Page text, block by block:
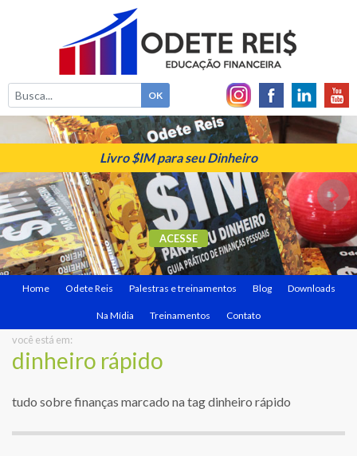
Livro $IM para seu Dinheiro
ACESSE
Home Odete Reis Palestras e treinamentos Blog Downloads
Na Mídia Treinamentos Contato
você está em:
dinheiro rápido
tudo sobre finanças marcado na tag dinheiro rápido